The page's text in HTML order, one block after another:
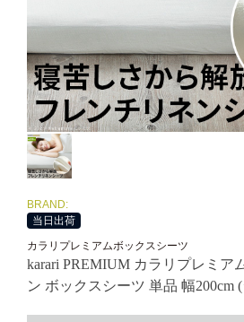
BRAND:
当日出荷
カラリプレミアムボックスシーツ
karari PREMIUM カラリプレミア
ン ボックスシーツ 単品 幅200cm